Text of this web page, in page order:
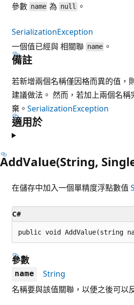
參數 name 為 null 。
SerializationException
一個值已經與 相關聯 name 。
備註
若新增兩個名稱僅因格而異的值，
建議做法。 然而，若加上兩個名
棄。 SerializationException
適用於
AddValue(String,
在儲存中加入一個單精度浮點數值
C#
public void AddValue(string
參數
name
String
名稱要與該值關聯，以便之後可以